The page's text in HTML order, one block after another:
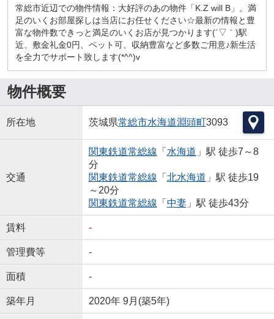
常総市近辺での物件情報：大好評のあの物件「K.Z will B」。満
足のいくお部屋探しは当店にお任せください☆最新の情報と豊
富な物件数できっと満足のいくお店が見つかります(´▽｀)駅
近、敷金礼金0円、ペット可、収納豊富など多数ご用意♪新生活
を全力でサポート致します(*^^)v
物件概要
所在地 茨城県常総市水海道淵頭町3093
交通
関東鉄道常総線 「 水海道 」駅 徒歩7～8
分
関東鉄道常総線 「 北水海道 」駅 徒歩19
～20分
関東鉄道常総線 「 中妻」駅 徒歩43分
賃料 -
管理費等 -
面積 -
築年月 2020年 9月(築5年)